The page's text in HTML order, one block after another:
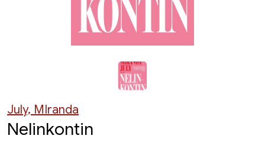
July, MIranda
Nelinkontin